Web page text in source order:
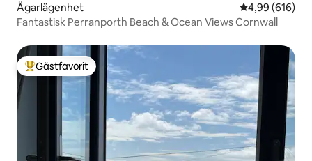
Ägarlägenhet 4,99 av 5 i
4,99 (616)
Fantastisk Perranporth Beach & Ocean Views Cornwall
Populär gästfavorit
Gästfavorit